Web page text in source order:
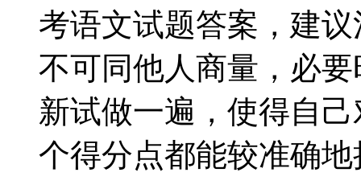
考语文试题答案，建
不可同他人商量，必
新试做一遍，使得自
个得分点都能较准确